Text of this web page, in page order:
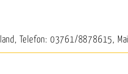
Telefon: 03761/8878615,